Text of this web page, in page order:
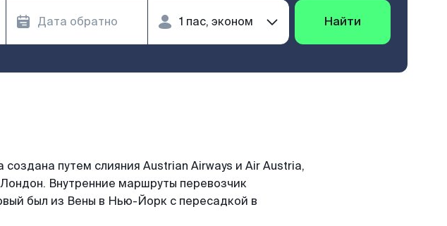
Найти
путем слияния Austrian Airways и Air Austria,
Внутренние маршруты перевозчик
был из Вены в Нью-Йорк с пересадкой в